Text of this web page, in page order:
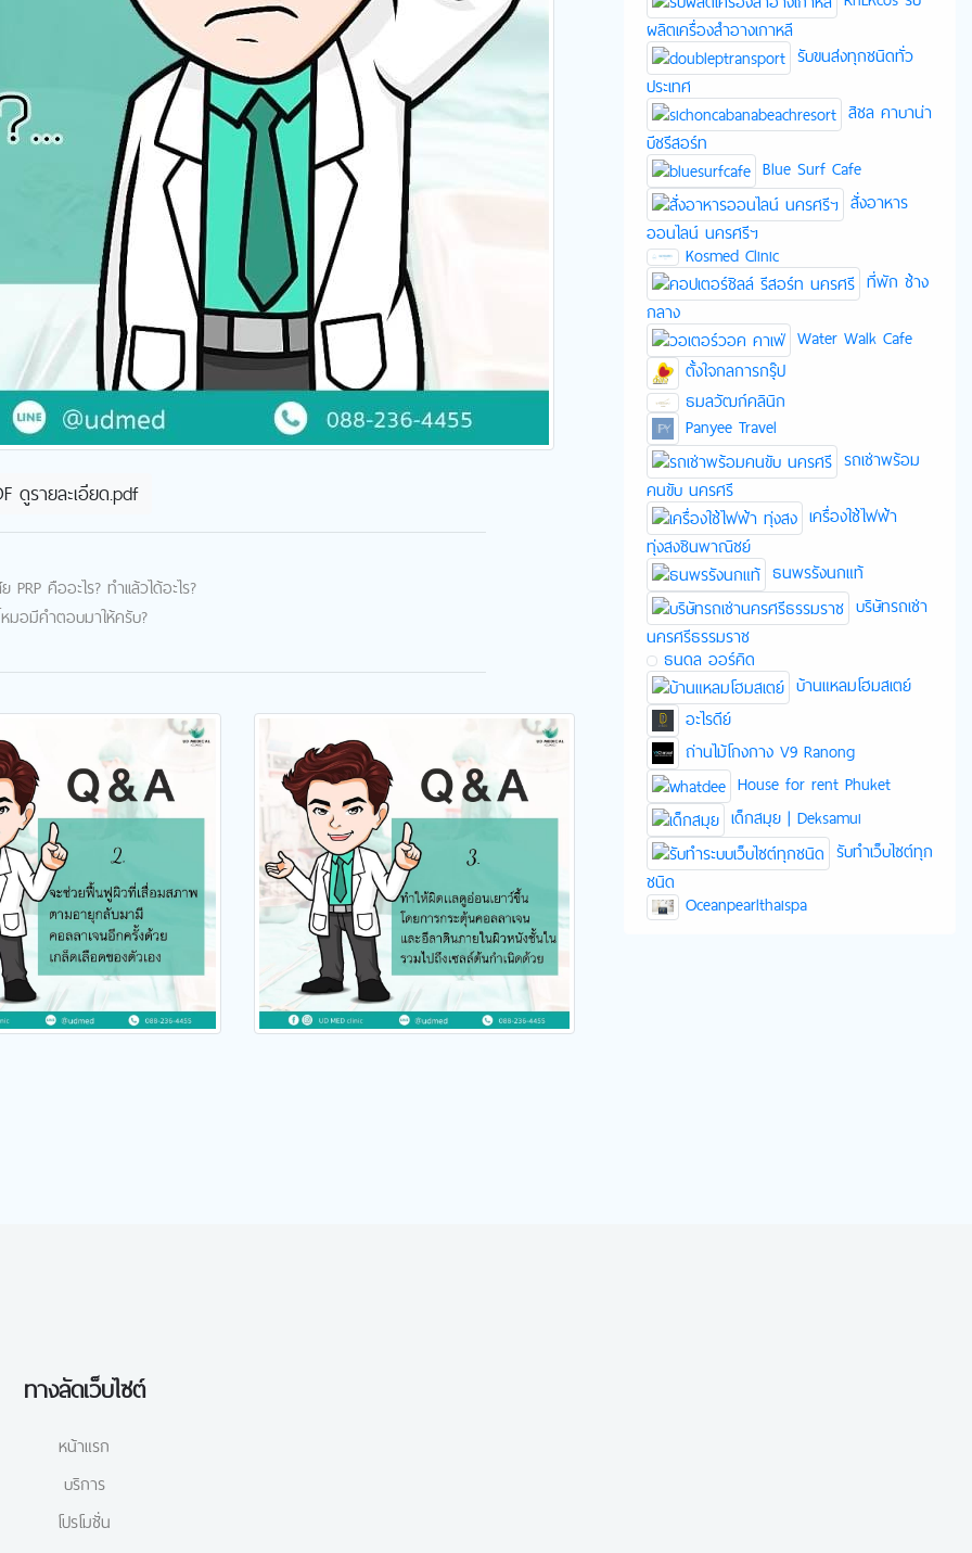
ดูรายละเอียด.pdf
คืออะไร? ทำเเล้วได้อะไร?
มอมีคำตอบมาให้ครับ?
ผลิตเครื่องสำอางเกาหลี
รับขนส่งทุกชนิดทั่ว
ประเทศ
สิชล คาบาน่า
บีชรีสอร์ท
Blue Surf Cafe
สั่งอาหาร
ออนไลน์ นครศรีฯ
Kosmed Clinic
ที่พัก ช้าง
กลาง
Water Walk Cafe
ตั้งใจกลการกรุ๊ป
ธมลวัฒก์คลินิก
Panyee Travel
รถเช่าพร้อม
คนขับ นครศรี
เครื่องใช้ไฟฟ้า
ทุ่งสงชินพาณิชย์
ธนพรรังนกแท้
บริษัทรถเช่า
นครศรีธรรมราช
ธนดล ออร์คิด
บ้านแหลมโฮมสเตย์
อะไรดีย์
ถ่านไม้โกงกาง V9 Ranong
House for rent Phuket
เด็กสมุย | Deksamui
รับทำเว็บไซต์ทุก
ชนิด
Oceanpearlthaispa
ทางลัดเว็บไซต์
หน้าแรก
บริการ
โปรโมชั่น